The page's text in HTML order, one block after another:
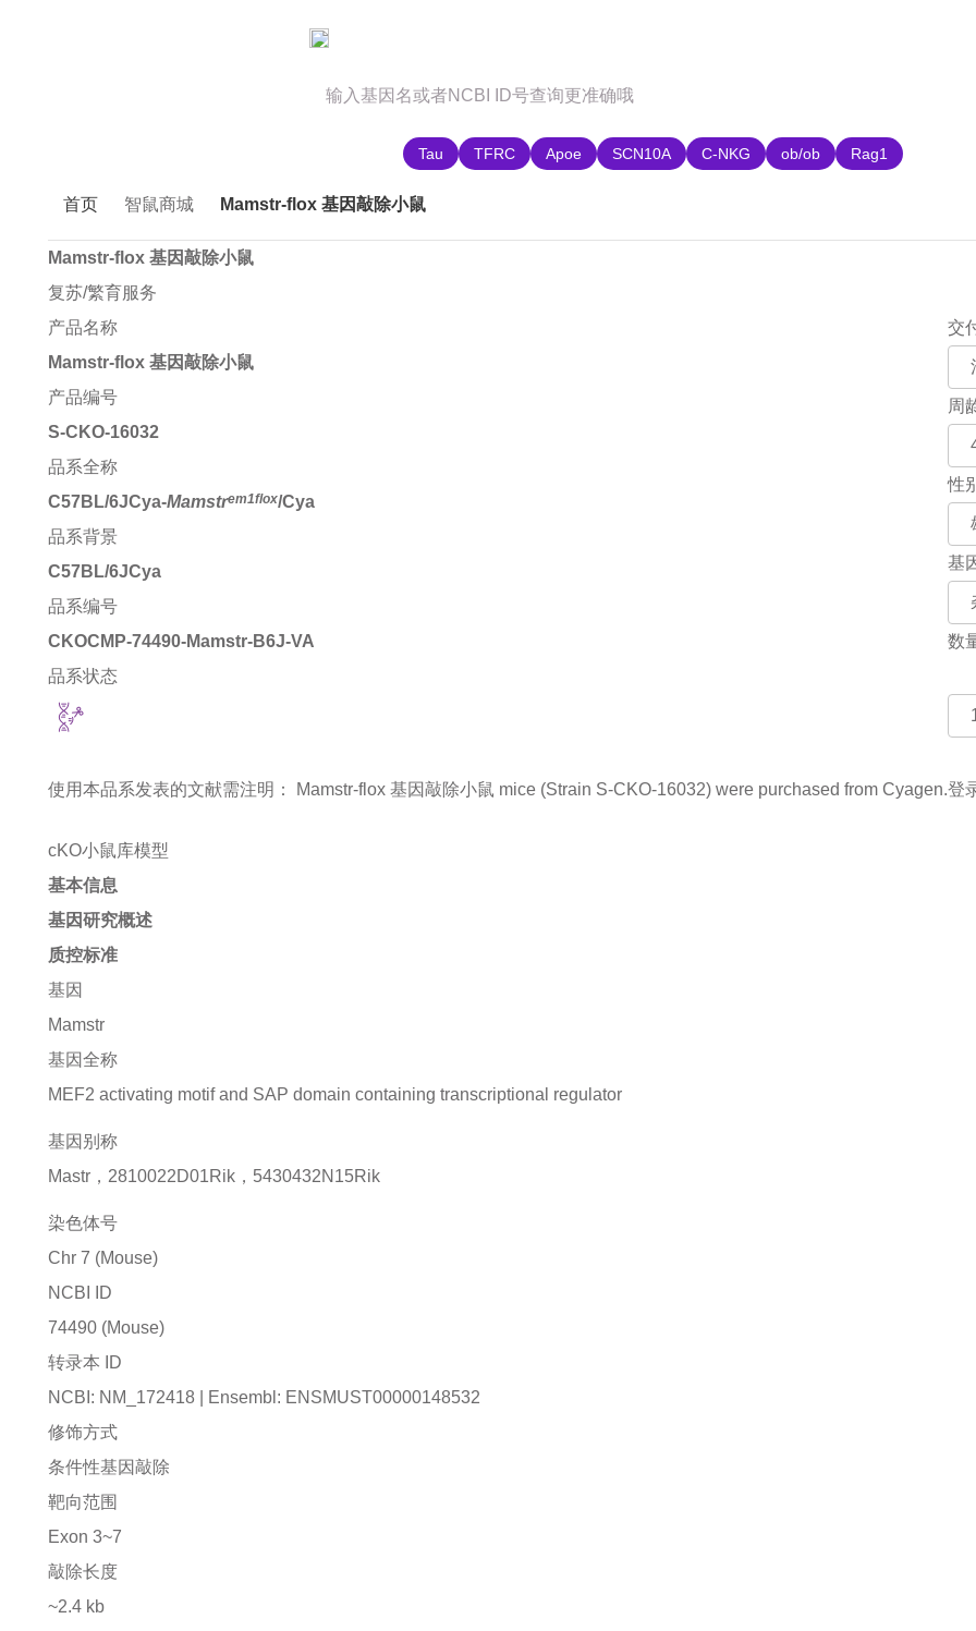
Tau TFRC Apoe SCN10A C-NKG ob/ob Rag1
首页 智鼠商城 Mamstr-flox 基因敲除小鼠
Mamstr-flox 基因敲除小鼠
复苏/繁育服务
产品名称
Mamstr-flox 基因敲除小鼠
产品编号
S-CKO-16032
品系全称
C57BL/6JCya-Mamstrem1flox/Cya
品系背景
C57BL/6JCya
品系编号
CKOCMP-74490-Mamstr-B6J-VA
品系状态
使用本品系发表的文献需注明： Mamstr-flox 基因敲除小鼠 mice (Strain S-CKO-16032) were purchased from Cyagen.
交
周
性
基
数
登
cKO小鼠库模型
基本信息
基因研究概述
质控标准
基因
Mamstr
基因全称
MEF2 activating motif and SAP domain containing transcriptional regulator
基因别称
Mastr，2810022D01Rik，5430432N15Rik
染色体号
Chr 7 (Mouse)
NCBI ID
74490 (Mouse)
转录本 ID
NCBI: NM_172418 | Ensembl: ENSMUST00000148532
修饰方式
条件性基因敲除
靶向范围
Exon 3~7
敲除长度
~2.4 kb